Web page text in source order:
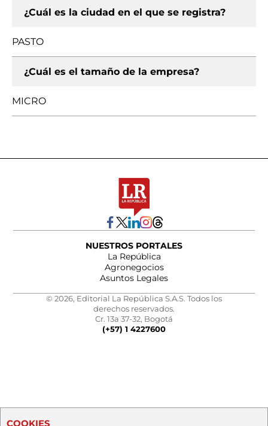
¿Cuál es la ciudad en el que se registra?
PASTO
¿Cuál es el tamaño de la empresa?
MICRO
NUESTROS PORTALES
La República
Agronegocios
Asuntos Legales
© 2026, Editorial La República S.A.S. Todos los
derechos reservados.
Cr. 13a 37-32, Bogotá
(+57) 1 4227600
COOKIES